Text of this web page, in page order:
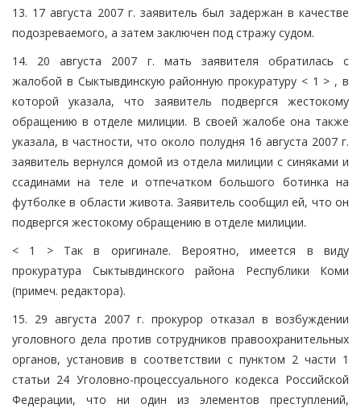
13. 17 августа 2007 г. заявитель был задержан в качестве
подозреваемого, а затем заключен под стражу судом.
14. 20 августа 2007 г. мать заявителя обратилась с
жалобой в Сыктывдинскую районную прокуратуру < 1 > , в
которой указала, что заявитель подвергся жестокому
обращению в отделе милиции. В своей жалобе она также
указала, в частности, что около полудня 16 августа 2007 г.
заявитель вернулся домой из отдела милиции с синяками и
ссадинами на теле и отпечатком большого ботинка на
футболке в области живота. Заявитель сообщил ей, что он
подвергся жестокому обращению в отделе милиции.
< 1 > Так в оригинале. Вероятно, имеется в виду
прокуратура Сыктывдинского района Республики Коми
(примеч. редактора).
15. 29 августа 2007 г. прокурор отказал в возбуждении
уголовного дела против сотрудников правоохранительных
органов, установив в соответствии с пунктом 2 части 1
статьи 24 Уголовно-процессуального кодекса Российской
Федерации, что ни один из элементов преступлений,